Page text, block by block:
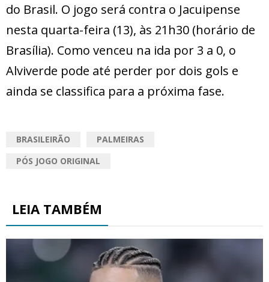
do Brasil. O jogo será contra o Jacuipense
nesta quarta-feira (13), às 21h30 (horário de
Brasília). Como venceu na ida por 3 a 0, o
Alviverde pode até perder por dois gols e
ainda se classifica para a próxima fase.
BRASILEIRÃO
PALMEIRAS
PÓS JOGO ORIGINAL
LEIA TAMBÉM